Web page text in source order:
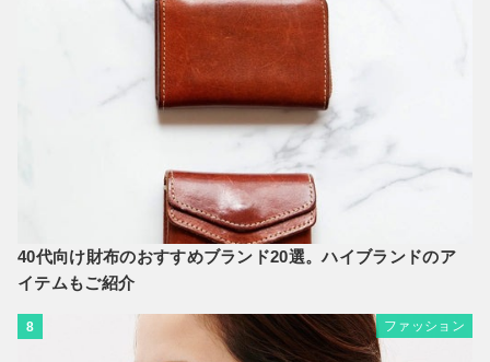
40代向け財布のおすすめブランド20選。ハイブランドのア
イテムもご紹介
8 ファッション